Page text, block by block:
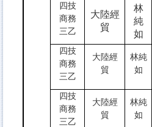
四技
商務
三乙
大陸經
貿
林
純
如
四技
商務
三乙
大陸經
貿
林純
如
四技
商務
三乙
大陸經
貿
林純
如